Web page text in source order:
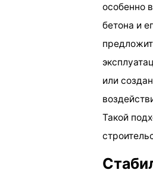
особенно
бетона и
или
Такой